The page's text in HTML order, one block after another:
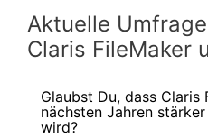
Aktuelle
Claris FileMaker
Glaubst Du, dass Claris
nächsten Jahren
wird?